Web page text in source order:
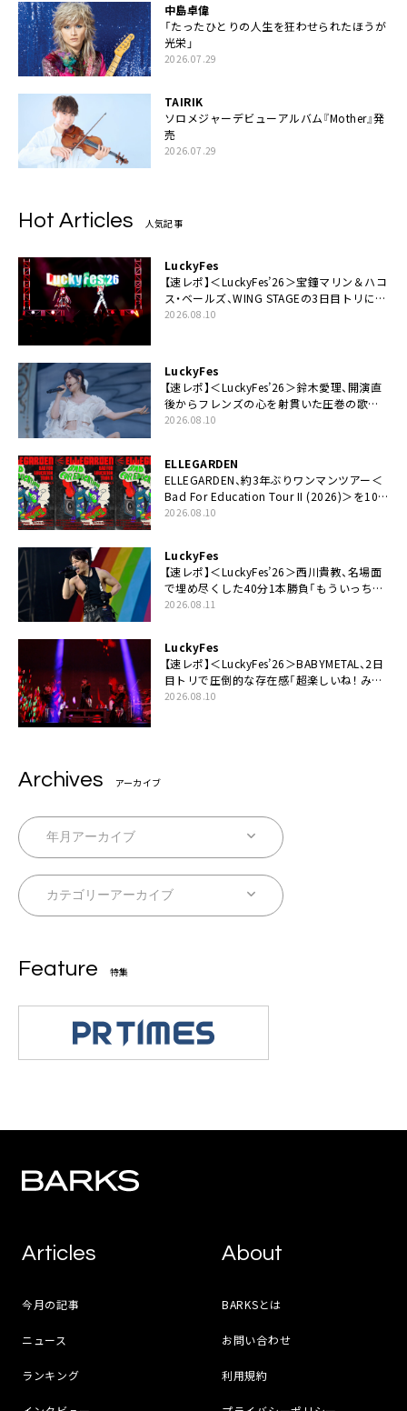
中島卓偉
「たったひとりの人生を狂わせられたほうが
光栄」
2026.07.29
TAIRIK
ソロメジャーデビューアルバム『Mother』発
売
2026.07.29
Hot Articles 人気記事
LuckyFes
【速レポ】＜LuckyFes’26＞宝鐘マリン＆ハコ
ス・ベールズ、WING STAGEの3日目トリに降
臨。VTuber初出演の＜LuckyFes＞に刻みつ
2026.08.10
LuckyFes
【速レポ】＜LuckyFes’26＞鈴木愛理、開演直
後からフレンズの心を射貫いた圧巻の歌
声。“最強の相方”の登場も「みなさんしっか
2026.08.10
ELLEGARDEN
ELLEGARDEN、約3年ぶりワンマンツアー＜
Bad For Education Tour II (2026)＞を10
月より開催
2026.08.10
LuckyFes
【速レポ】＜LuckyFes’26＞西川貴教、名場面
で埋め尽くした40分1本勝負「もういっちょ
暴れていいですか？」
2026.08.11
LuckyFes
【速レポ】＜LuckyFes’26＞BABYMETAL、2日
目トリで圧倒的な存在感「超楽しいね！ みん
なありがとう！」
2026.08.10
Archives アーカイブ
Feature 特集
Articles
今月の記事
ニュース
ランキング
About
BARKSとは
お問い合わせ
利用規約